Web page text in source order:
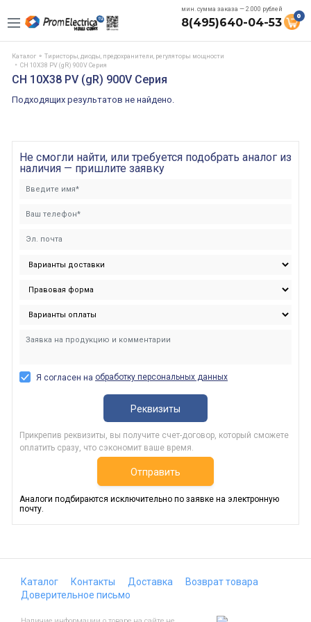
мин. сумма заказа — 2.000 рублей
8(495)640-04-53 0
Каталог
Тиристоры, диоды, предохранители, регуляторы мощности
CH 10X38 PV (gR) 900V Серия
CH 10X38 PV (gR) 900V Серия
Подходящих результатов не найдено.
Не смогли найти, или требуется подобрать аналог из
наличия — пришлите заявку
Я согласен на обработку персональных данных
Реквизиты
Прикрепив реквизиты, вы получите счет-договор, который сможете
оплатить сразу, что сэкономит ваше время.
Отправить
Аналоги подбираются исключительно по заявке на электронную
почту.
Каталог Контакты Доставка
Возврат товара
Доверительное письмо